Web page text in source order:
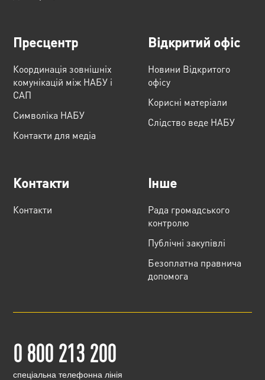
Пресцентр
Координація зовнішніх
комунікацій між НАБУ і
САП
Cимволіка НАБУ
Контакти для медіа
Відкритий офіс
Новини Відкритого
офісу
Корисні матеріали
Слідство веде НАБУ
Контакти
Контакти
Інше
Рада громадського
контролю
Публічні закупівлі
Безоплатна правнича
допомога
0 800 213 200
cпеціальна телефонна лінія